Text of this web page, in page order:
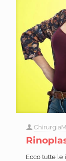
Ecco tutte le